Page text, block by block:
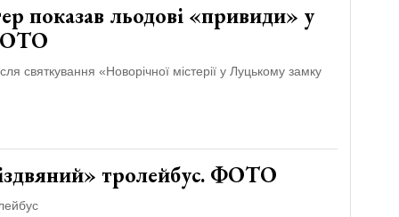
показав льодові «привиди» у
святкування «Новорічної містерії у Луцькому замку
тролейбус. ФОТО